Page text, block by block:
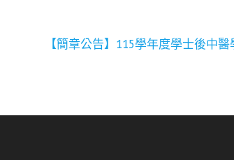
【簡章公告】115學年度學士後中